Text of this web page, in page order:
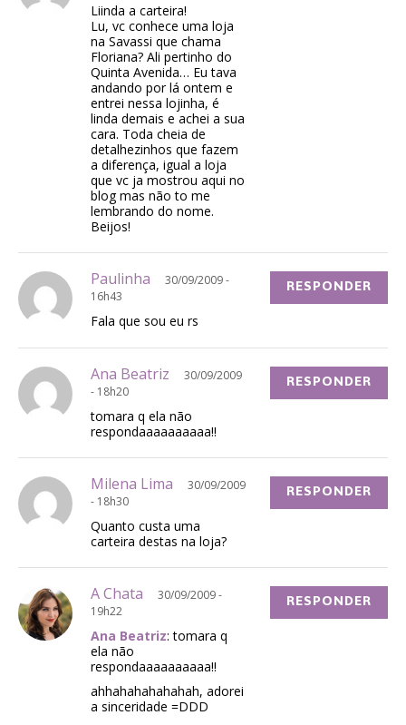
Liinda a carteira!
Lu, vc conhece uma loja
na Savassi que chama
Floriana? Ali pertinho do
Quinta Avenida… Eu tava
andando por lá ontem e
entrei nessa lojinha, é
linda demais e achei a sua
cara. Toda cheia de
detalhezinhos que fazem
a diferença, igual a loja
que vc ja mostrou aqui no
blog mas não to me
lembrando do nome.
Beijos!
Paulinha
30/09/2009 -
16h43
Fala que sou eu rs
RESPONDER
Ana Beatriz
30/09/2009
- 18h20
tomara q ela não
respondaaaaaaaaaa!!
RESPONDER
Milena Lima
30/09/2009
- 18h30
Quanto custa uma
carteira destas na loja?
RESPONDER
A Chata
30/09/2009 -
19h22
Ana Beatriz: tomara q
ela não
respondaaaaaaaaaa!!
ahhahahahahahah, adorei
a sinceridade =DDD
RESPONDER